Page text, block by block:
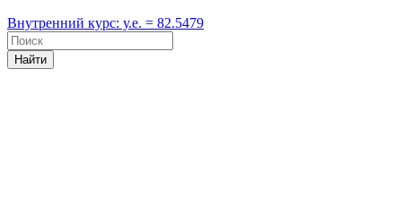
Внутренний курс: у.е. = 82.5479
Найти